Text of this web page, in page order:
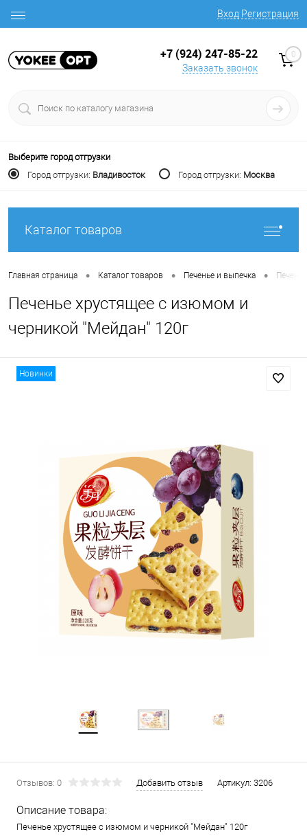
Вход Регистрация
+7 (924) 247-85-22
Заказать звонок
0
Выберите город отгрузки
Город отгрузки: Владивосток Город отгрузки: Москва
Каталог товаров
Главная страница • Каталог товаров • Печенье и выпечка •
Печенье хрустящее с изюмом и
черникой "Мейдан" 120г
Новинки
Отзывов: 0 Добавить отзыв Артикул: 3206
Описание товара:
Печенье хрустящее с изюмом и черникой "Мейдан" 120г